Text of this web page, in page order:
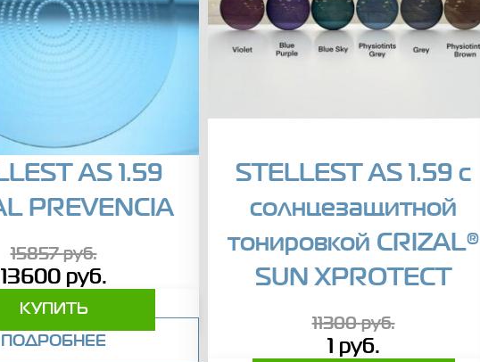
AS 1.59
PREVENCIA
15857руб.
13600 руб.
КУПИТЬ
ПОДРОБНЕЕ
STELLEST AS 1.59 с
солнцезащитной
тонировкой CRIZAL®
SUN XPROTECT
11300руб.
1 руб.